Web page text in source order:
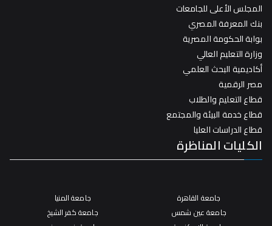
المجلس الأعلى للجامعات
بنك المعرفة المصري
بوابة الحكومة المصرية
وزارة التعليم العالي
أكاديمية البحث العلمي
مصر الرقمية
قطاع التعليم والطلاب
قطاع خدمة البيئة والمجتمع
قطاع الدراسات العليا
الكليات المناظرة
جامعة القاهرة
جامعة عين شمس
جامعة المنيا
جامعة كفر الشيخ